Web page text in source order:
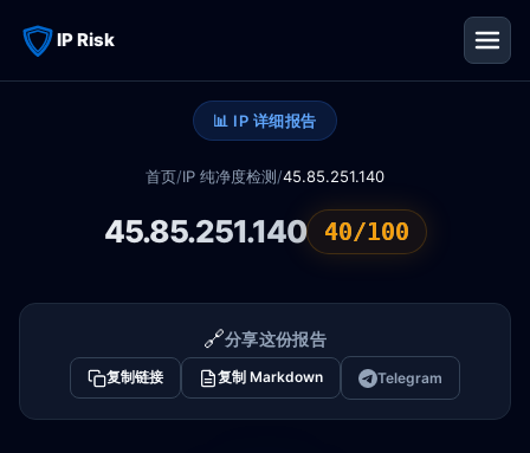
IP Risk
📊 IP 详细报告
首页/IP 纯净度检测/45.85.251.140
45.85.251.140 40/100
🔗分享这份报告
复制链接 复制 Markdown Telegram